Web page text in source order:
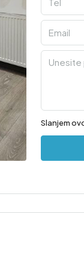
Slanjem